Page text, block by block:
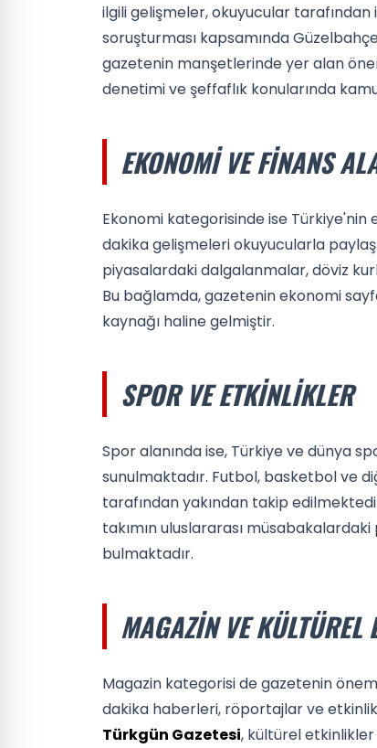
ilgili gelişmeler, okuyucular
soruşturması kapsamında
gazetenin manşetlerinde yer alan
denetimi ve şeffaflık konularında
EKONOMI VE FINANS
Ekonomi kategorisinde ise Türkiye'nin
dakika gelişmeleri okuyucularla
piyasalardaki dalgalanmalar, döviz
Bu bağlamda, gazetenin ekonomi
kaynağı haline gelmiştir.
SPOR VE ETKINLIKLER
Spor alanında ise, Türkiye ve dünya
sunulmaktadır. Futbol, basketbol ve
tarafından yakından takip
takımın uluslararası
bulmaktadır.
MAGAZIN VE KÜLTÜREL
Magazin kategorisi de gazetenin
dakika haberleri, röportajlar ve
Türkgün Gazetesi, kültürel